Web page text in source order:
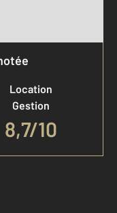
Location
Gestion
8,7/10